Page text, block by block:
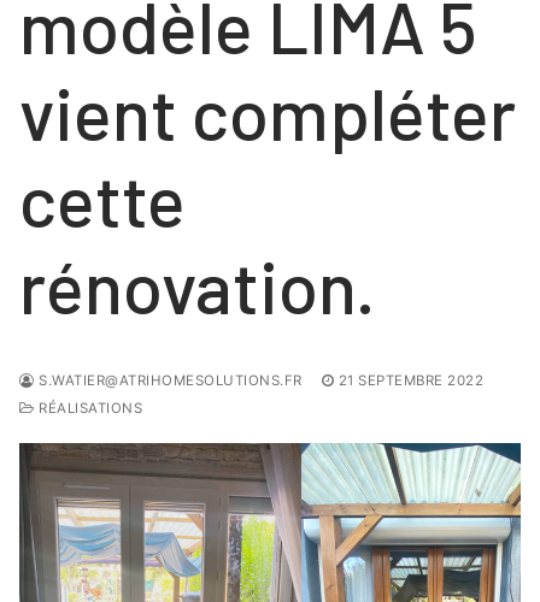
modèle LIMA 5
vient compléter
cette
rénovation.
S.WATIER@ATRIHOMESOLUTIONS.FR
21 SEPTEMBRE 2022
RÉALISATIONS